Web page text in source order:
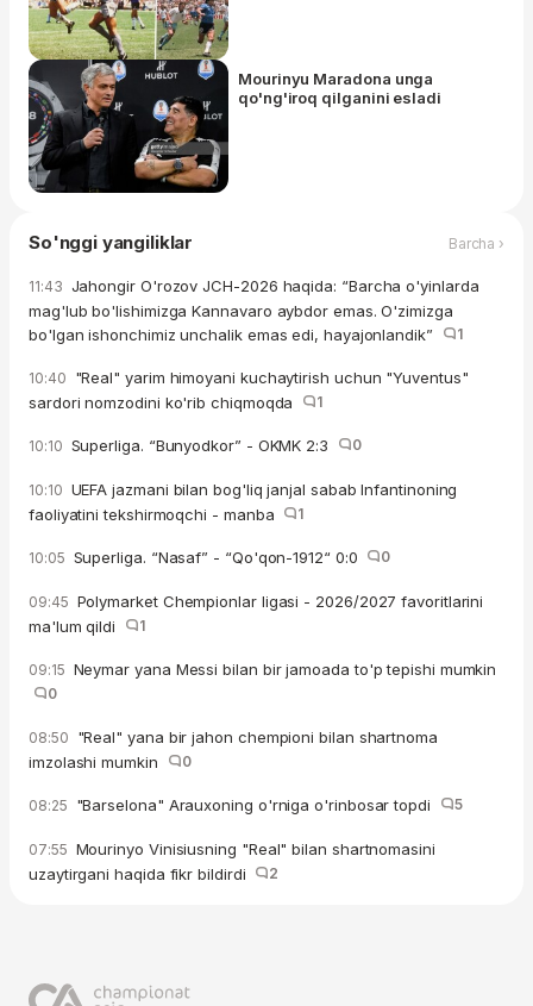
Mourinyu Maradona unga
qo'ng'iroq qilganini esladi
So'nggi yangiliklar Barcha ›
11:43 Jahongir O'rozov JCH-2026 haqida: “Barcha o'yinlarda
mag'lub bo'lishimizga Kannavaro aybdor emas. O'zimizga
bo'lgan ishonchimiz unchalik emas edi, hayajonlandik”
1
10:40 "Real" yarim himoyani kuchaytirish uchun "Yuventus"
sardori nomzodini ko'rib chiqmoqda
1
10:10 Superliga. “Bunyodkor” - OKMK 2:3 0
10:10 UEFA jazmani bilan bog'liq janjal sabab Infantinoning
faoliyatini tekshirmoqchi - manba
1
10:05 Superliga. “Nasaf” - “Qo'qon-1912“ 0:0 0
09:45 Polymarket Chempionlar ligasi - 2026/2027 favoritlarini
ma'lum qildi
1
09:15 Neymar yana Messi bilan bir jamoada to'p tepishi mumkin
0
08:50 "Real" yana bir jahon chempioni bilan shartnoma
imzolashi mumkin
0
08:25 "Barselona" Arauxoning o'rniga o'rinbosar topdi 5
07:55 Mourinyo Vinisiusning "Real" bilan shartnomasini
uzaytirgani haqida fikr bildirdi
2